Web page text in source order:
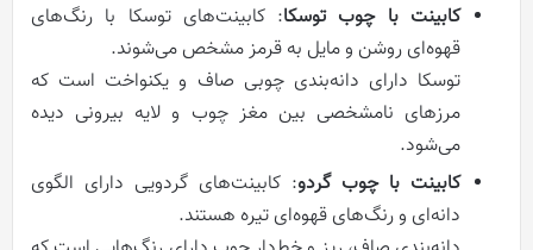
کابینت با چوب توسکا: کابینت‌های توسکا با رنگ‌های
قهوه‌ای روشن و مایل به قرمز مشخص می‌شوند.
توسکا دارای دانه‌بندی چوبی صاف و یکنواخت است که
مرزهای نامشخصی بین مغز چوب و لایه بیرونی دیده
می‌شود.
کابینت با چوب گردو: کابینت‌های گردویی دارای الگوی
دانه‌ای و رنگ‌های قهوه‌ای تیره هستند.